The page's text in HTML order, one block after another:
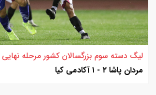
لیگ دسته سوم بزرگسالان کشور مرحله نهایی ۱۴۰۱
مردان پاشا ۲ - ۱ آکادمی کیا